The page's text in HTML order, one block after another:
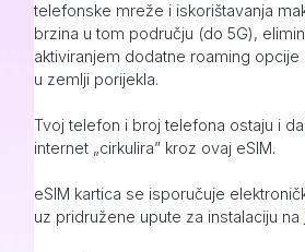
telefonske mreže i iskorištavanja
brzina u tom području (do 5G),
aktiviranjem dodatne roaming
u zemlji porijekla.
Tvoj telefon i broj telefona ostaju i
internet „cirkulira” kroz ovaj eSIM.
eSIM kartica se isporučuje
uz pridružene upute za instalaciju na